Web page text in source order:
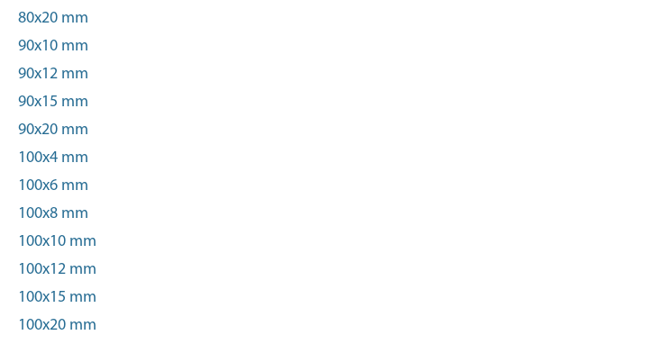
80x20 mm
90x10 mm
90x12 mm
90x15 mm
90x20 mm
100x4 mm
100x6 mm
100x8 mm
100x10 mm
100x12 mm
100x15 mm
100x20 mm